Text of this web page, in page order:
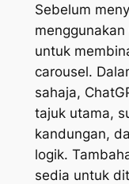
Sebelum
untuk
carousel.
sahaja,
tajuk utama,
kandungan,
logik.
sedia untuk